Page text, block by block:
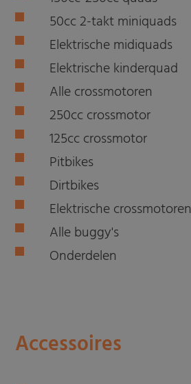
50cc 2-takt miniquads
Elektrische midiquads
Elektrische kinderquad
Alle crossmotoren
250cc crossmotor
125cc crossmotor
Pitbikes
Dirtbikes
Elektrische crossmotoren
Alle buggy's
Onderdelen
Accessoires